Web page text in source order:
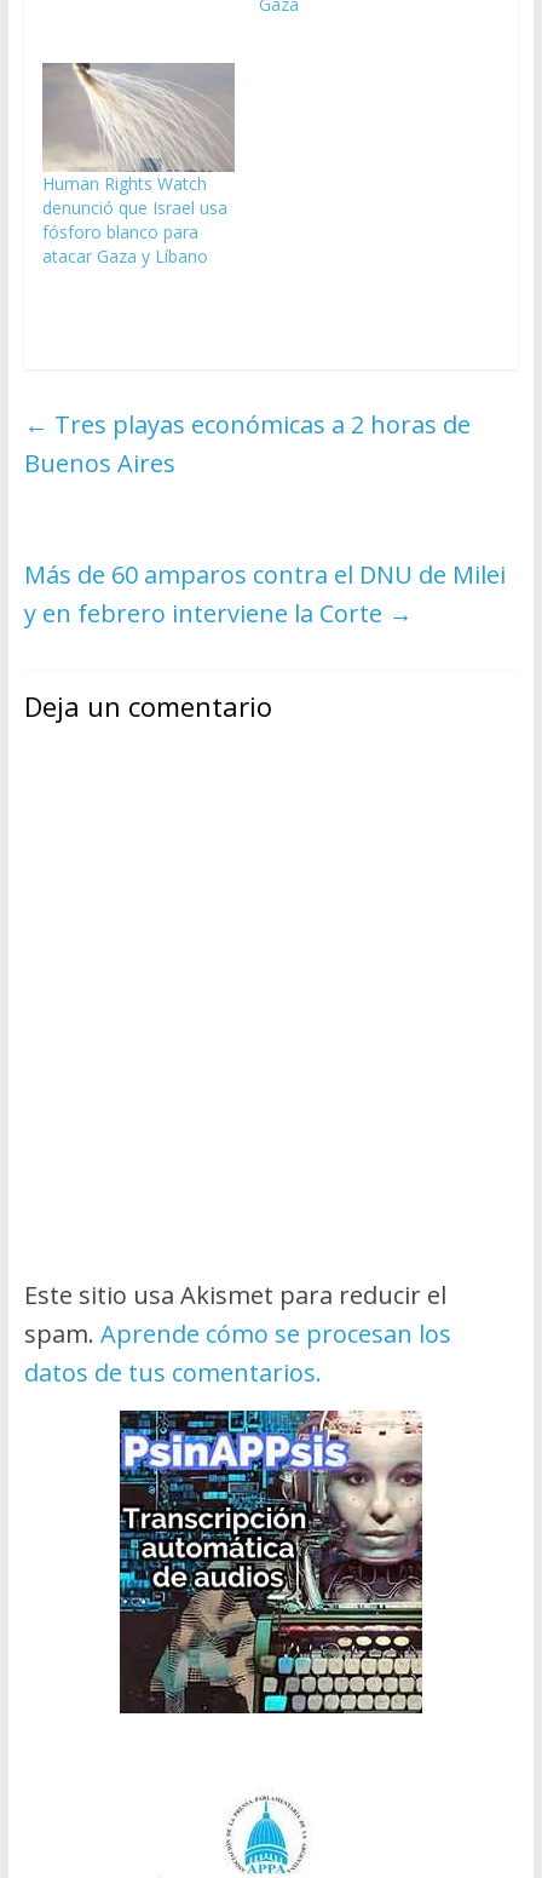
Human Rights Watch
denunció que Israel usa
fósforo blanco para
atacar Gaza y Líbano
← Tres playas económicas a 2 horas de
Buenos Aires
Más de 60 amparos contra el DNU de Milei
y en febrero interviene la Corte →
Deja un comentario
Este sitio usa Akismet para reducir el
spam. Aprende cómo se procesan los
datos de tus comentarios.